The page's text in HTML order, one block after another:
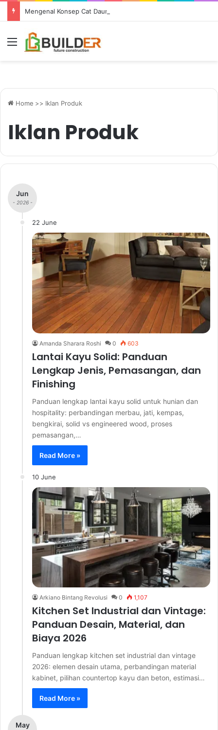
Menu
Home >> Iklan Produk
Iklan Produk
Jun
- 2026 -
22 June
Amanda Sharara Roshi 0 603
Lantai Kayu Solid: Panduan
Lengkap Jenis, Pemasangan, dan
Finishing
Panduan lengkap lantai kayu solid untuk hunian dan
hospitality: perbandingan merbau, jati, kempas,
bengkirai, solid vs engineered wood, proses
pemasangan,…
Read More »
10 June
Arkiano Bintang Revolusi 0 1,107
Kitchen Set Industrial dan Vintage:
Panduan Desain, Material, dan
Biaya 2026
Panduan lengkap kitchen set industrial dan vintage
2026: elemen desain utama, perbandingan material
kabinet, pilihan countertop kayu dan beton, estimasi…
Read More »
May